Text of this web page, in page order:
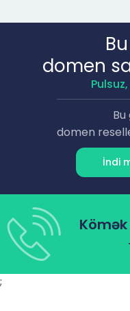
domen
Bu
domen
İndi
Kömək
;